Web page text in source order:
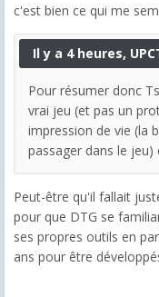
c'est bien ce qui me
Il y a 4 heures,
Pour résumer donc
vrai jeu (et pas un
impression de vie (la
passager dans le jeu)
Peut-être qu'il fallait
pour que DTG se
ses propres outils en
ans pour être